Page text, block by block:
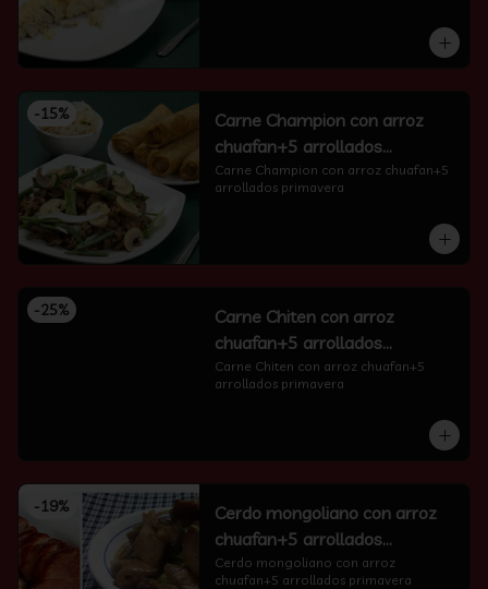
-15%
Carne Champion con arroz
chuafan+5 arrollados
primavera
Carne Champion con arroz chuafan+5
arrollados primavera
-25%
Carne Chiten con arroz
chuafan+5 arrollados
primavera
Carne Chiten con arroz chuafan+5
arrollados primavera
-19%
Cerdo mongoliano con arroz
chuafan+5 arrollados
primavera
Cerdo mongoliano con arroz
chuafan+5 arrollados primavera